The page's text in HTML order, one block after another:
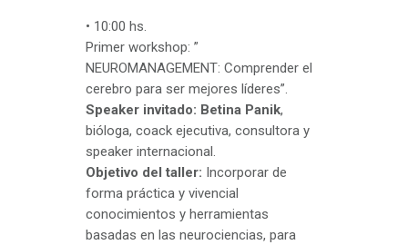
• 10:00 hs.
Primer workshop: ”
NEUROMANAGEMENT: Comprender el
cerebro para ser mejores líderes”.
Speaker invitado: Betina Panik,
bióloga, coack ejecutiva, consultora y
speaker internacional.
Objetivo del taller: Incorporar de
forma práctica y vivencial
conocimientos y herramientas
basadas en las neurociencias, para